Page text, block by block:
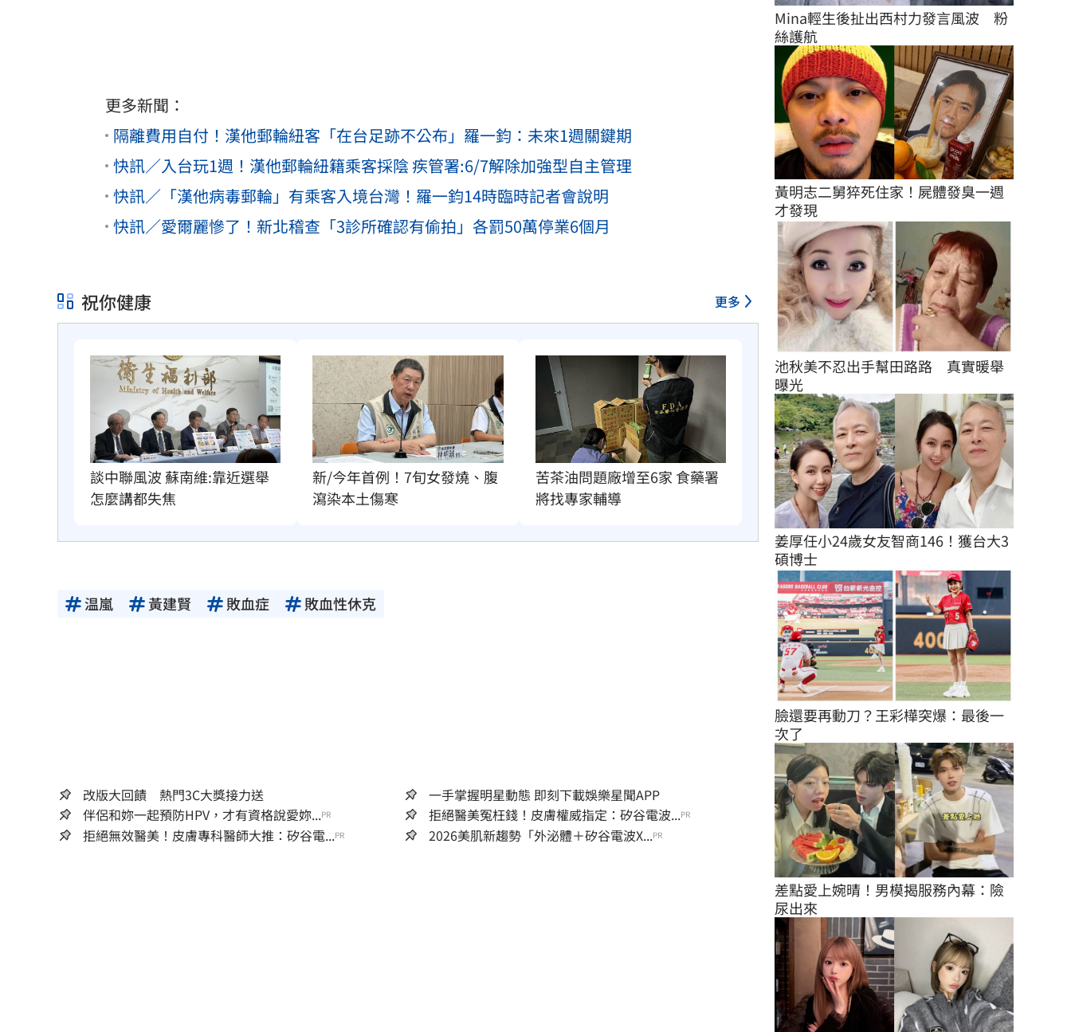
更多新聞：
隔離費用自付！漢他郵輪紐客「在台足跡不公布」羅一鈞：未來1週關鍵期
快訊／入台玩1週！漢他郵輪紐籍乘客採陰 疾管署:6/7解除加強型自主管理
快訊／「漢他病毒郵輪」有乘客入境台灣！羅一鈞14時臨時記者會說明
快訊／愛爾麗慘了！新北稽查「3診所確認有偷拍」各罰50萬停業6個月
祝你健康 更多
談中聯風波 蘇南維:靠近選舉
怎麼講都失焦
新/今年首例！7旬女發燒、腹
瀉染本土傷寒
苦茶油問題廠增至6家 食藥署
將找專家輔導
温嵐 黃建賢 敗血症 敗血性休克
改版大回饋 熱門3C大獎接力送
一手掌握明星動態 即刻下載娛樂星聞APP
伴侶和妳一起預防HPV，才有資格說愛妳...PR 拒絕醫美冤枉錢！皮膚權威指定：矽谷電波...PR
拒絕無效醫美！皮膚專科醫師大推：矽谷電...PR 2026美肌新趨勢「外泌體＋矽谷電波X...PR
Mina輕生後扯出西村力發言風波　粉
絲護航
黃明志二舅猝死住家！屍體發臭一週
才發現
池秋美不忍出手幫田路路　真實暖舉
曝光
姜厚任小24歲女友智商146！獲台大3
碩博士
臉還要再動刀？王彩樺突爆：最後一
次了
差點愛上婉晴！男模揭服務內幕：險
尿出來